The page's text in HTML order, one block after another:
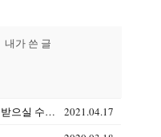
내가 쓴 글
노래,반주,악보 등을 누구나 내려받으실 수 있습니다(상업용도 제외)
2021.04.17